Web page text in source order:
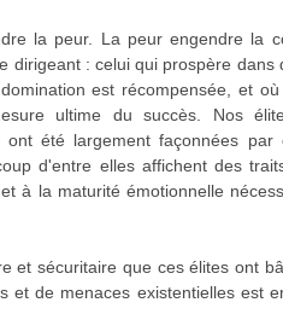
la peur. La peur engendre la
dirigeant : celui qui prospère
est récompensée, et
ultime du succès. Nos
été largement façonnées par
d'entre elles affichent des
à la maturité émotionnelle
et sécuritaire que ces élites ont
et de menaces existentielles est